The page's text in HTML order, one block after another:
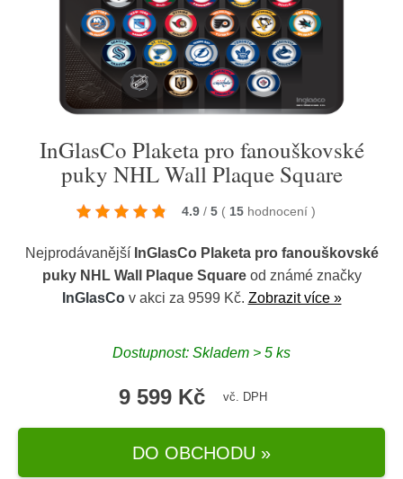
InGlasCo Plaketa pro fanouškovské
puky NHL Wall Plaque Square
4.9 / 5 ( 15 hodnocení )
Nejprodávanější InGlasCo Plaketa pro fanouškovské
puky NHL Wall Plaque Squareod známé značky
InGlasCov akci za 9599 Kč. Zobrazit více »
Dostupnost: Skladem > 5 ks
9 599 Kč vč. DPH
DO OBCHODU »